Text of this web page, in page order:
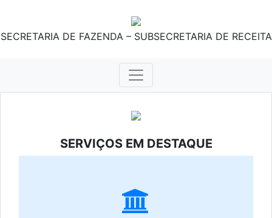
SECRETARIA DE FAZENDA – SUBSECRETARIA DE RECEITA
SERVIÇOS EM DESTAQUE